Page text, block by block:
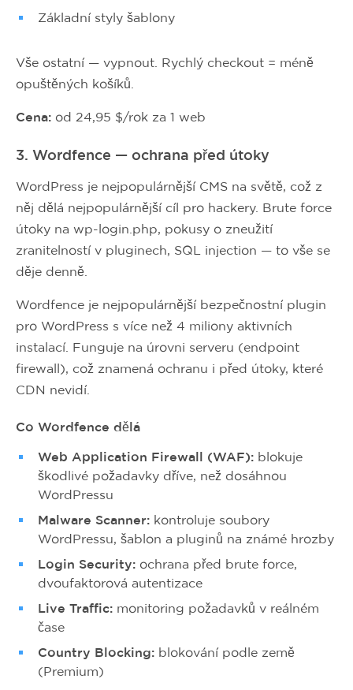
Základní styly šablony
Vše ostatní — vypnout. Rychlý checkout = méně
opuštěných košíků.
Cena: od 24,95 $/rok za 1 web
3. Wordfence — ochrana před útoky
WordPress je nejpopulárnější CMS na světě, což z
něj dělá nejpopulárnější cíl pro hackery. Brute force
útoky na wp-login.php, pokusy o zneužití
zranitelností v pluginech, SQL injection — to vše se
děje denně.
Wordfence je nejpopulárnější bezpečnostní plugin
pro WordPress s více než 4 miliony aktivních
instalací. Funguje na úrovni serveru (endpoint
firewall), což znamená ochranu i před útoky, které
CDN nevidí.
Co Wordfence dělá
Web Application Firewall (WAF): blokuje
škodlivé požadavky dříve, než dosáhnou
WordPressu
Malware Scanner: kontroluje soubory
WordPressu, šablon a pluginů na známé hrozby
Login Security: ochrana před brute force,
dvoufaktorová autentizace
Live Traffic: monitoring požadavků v reálném
čase
Country Blocking: blokování podle země
(Premium)